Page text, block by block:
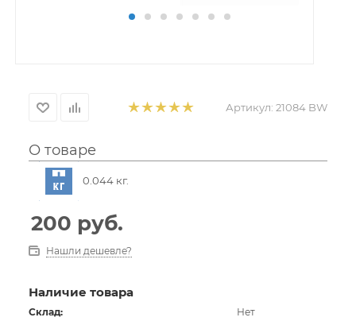
Артикул: 21084 BW
О товаре
0.044 кг.
200 руб.
Нашли дешевле?
Наличие товара
Склад:
Нет